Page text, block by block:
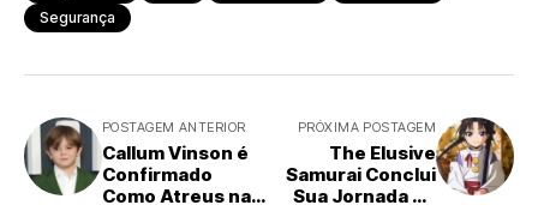
Segurança
POSTAGEM ANTERIOR
Callum Vinson é
Confirmado
Como Atreus na
PRÓXIMA POSTAGEM
The Elusive
Samurai Conclui
Sua Jornada no